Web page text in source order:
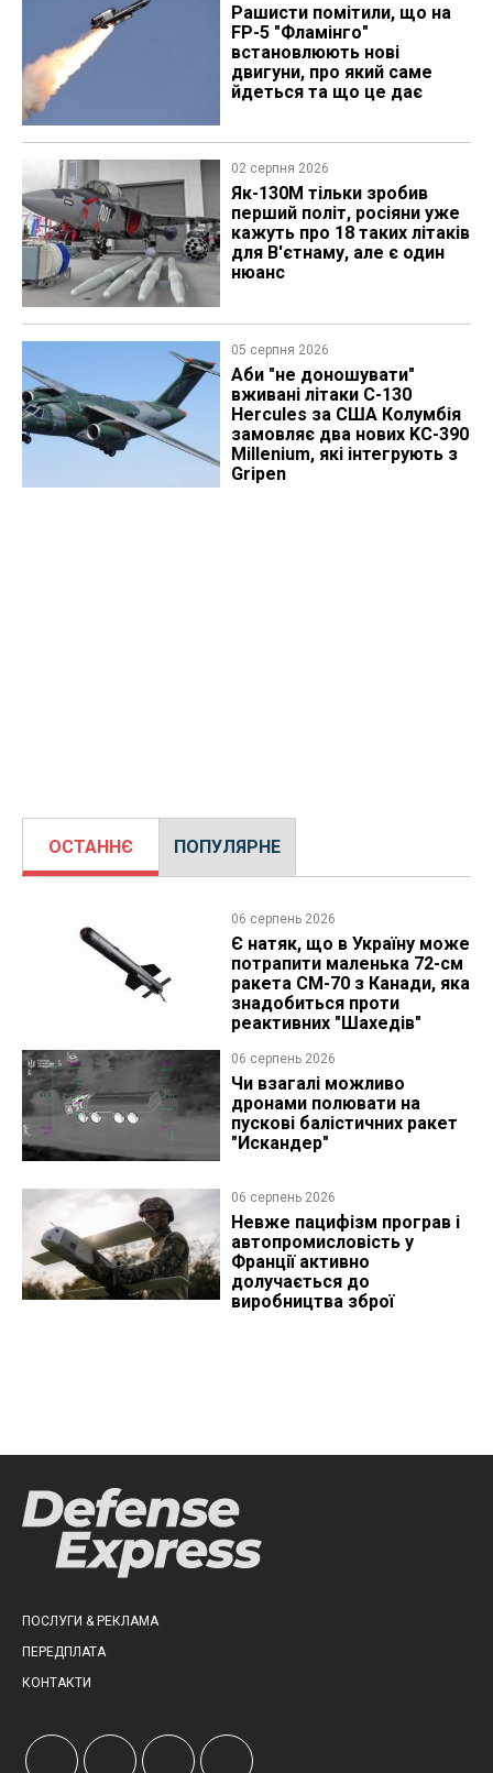
Рашисти помітили, що на
FP-5 "Фламінго"
встановлюють нові
двигуни, про який саме
йдеться та що це дає
02 серпня 2026
Як-130М тільки зробив
перший політ, росіяни уже
кажуть про 18 таких літаків
для В'єтнаму, але є один
нюанс
05 серпня 2026
Аби "не доношувати"
вживані літаки C-130
Hercules за США Колумбія
замовляє два нових KC-390
Millenium, які інтегрують з
Gripen
ОСТАННЄ ПОПУЛЯРНЕ
06 серпень 2026
Є натяк, що в Україну може
потрапити маленька 72-см
ракета CM-70 з Канади, яка
знадобиться проти
реактивних "Шахедів"
06 серпень 2026
Чи взагалі можливо
дронами полювати на
пускові балістичних ракет
"Искандер"
06 серпень 2026
Невже пацифізм програв і
автопромисловість у
Франції активно
долучається до
виробництва зброї
ПОСЛУГИ & РЕКЛАМА
ПЕРЕДПЛАТА
КОНТАКТИ